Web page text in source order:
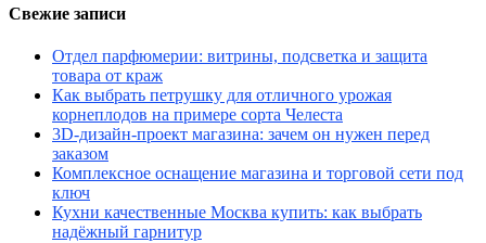
Свежие записи
Отдел парфюмерии: витрины, подсветка и защита
товара от краж
Как выбрать петрушку для отличного урожая
корнеплодов на примере сорта Челеста
3D-дизайн-проект магазина: зачем он нужен перед
заказом
Комплексное оснащение магазина и торговой сети под
ключ
Кухни качественные Москва купить: как выбрать
надёжный гарнитур